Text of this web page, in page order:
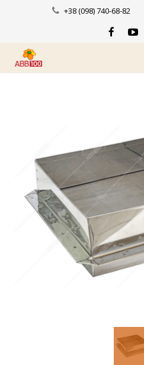
+38 (098) 740-68-82
Доставка і оплата
Новини
Контакти